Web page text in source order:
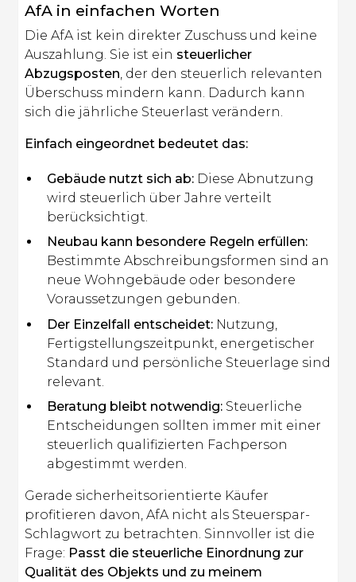
AfA in einfachen Worten
Die AfA ist kein direkter Zuschuss und keine
Auszahlung. Sie ist ein steuerlicher
Abzugsposten, der den steuerlich relevanten
Überschuss mindern kann. Dadurch kann
sich die jährliche Steuerlast verändern.
Einfach eingeordnet bedeutet das:
Gebäude nutzt sich ab: Diese Abnutzung
wird steuerlich über Jahre verteilt
berücksichtigt.
Neubau kann besondere Regeln erfüllen:
Bestimmte Abschreibungsformen sind an
neue Wohngebäude oder besondere
Voraussetzungen gebunden.
Der Einzelfall entscheidet: Nutzung,
Fertigstellungszeitpunkt, energetischer
Standard und persönliche Steuerlage sind
relevant.
Beratung bleibt notwendig: Steuerliche
Entscheidungen sollten immer mit einer
steuerlich qualifizierten Fachperson
abgestimmt werden.
Gerade sicherheitsorientierte Käufer
profitieren davon, AfA nicht als Steuerspar-
Schlagwort zu betrachten. Sinnvoller ist die
Frage: Passt die steuerliche Einordnung zur
Qualität des Objekts und zu meinem